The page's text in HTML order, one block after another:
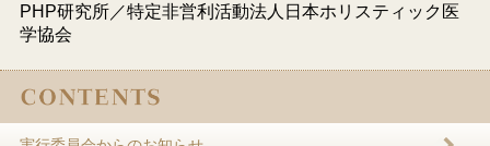
PHP研究所／特定非営利活動法人日本ホリスティック医
学協会